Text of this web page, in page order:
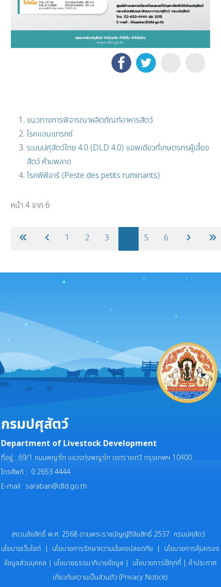
แนวทางการพิจารณาผลิตภัณฑ์อาหารสัตว์
โรคแอนแทรกซ์
ระบบปศุสัตว์ไทย 4.0 (DLD 4.0) แอพเดียวที่เกษตรกรผู้เลี้ยง
สัตว์ ห้ามพลาด
โรคพีพีอาร์ (Peste des petits ruminants)
หน้า 4 จาก 6
1 2 3 5 6
กรมปศุสัตว์
Department of Livestock Development
ที่อยู่ : 69/1 ถนนพญาไท แขวงทุ่งพญาไท เขตราชเทวี กรุงเทพฯ 10400
โทรศัพท์ : 0 2653 4444
E-mail : saraban@dld.go.th
สงวนลิขสิทธิ์ พ.ศ. 2568 ตามพระราชบัญญัติลิขสิทธิ์ 2537 กรมปศุสัตว์
นโยบายเว็บไซต์ | นโยบายการรักษาความมั่นคงปลอดภัย | นโยบายการคุ้มครอง
ข้อมูลส่วนบุคคล | นโยบายธรรมาภิบายข้อมูล | นโยบายการใช้คุกกี้ | คำประกาศ
เกี่ยวกับความเป็นส่วนตัว (Privacy Notice)